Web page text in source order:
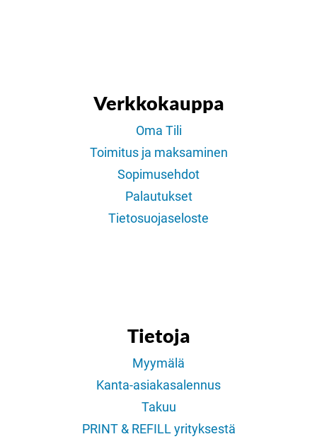
Verkkokauppa
Oma Tili
Toimitus ja maksaminen
Sopimusehdot
Palautukset
Tietosuojaseloste
Tietoja
Myymälä
Kanta-asiakasalennus
Takuu
PRINT & REFILL yrityksestä